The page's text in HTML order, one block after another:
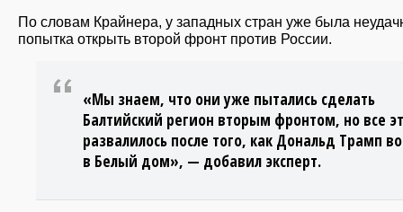
По словам Крайнера, у западных стран уже была
попытка открыть второй фронт против России.
«Мы знаем, что они уже пытались сделать
Балтийский регион вторым фронтом, но все
развалилось после того, как Дональд Трамп
в Белый дом», — добавил эксперт.